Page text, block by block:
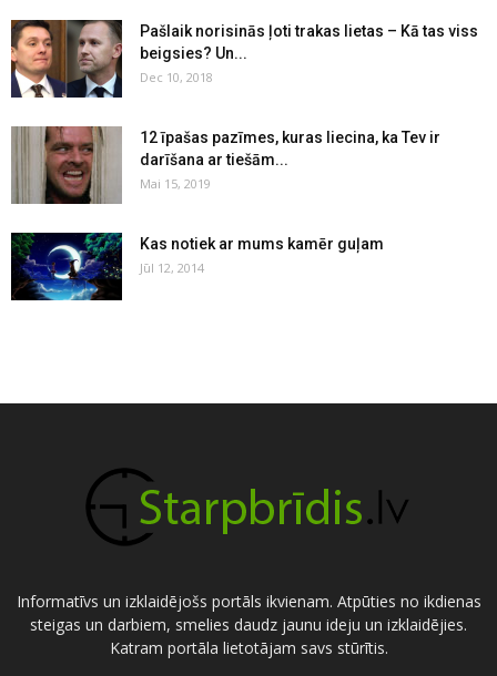
Pašlaik norisinās ļoti trakas lietas – Kā tas viss
beigsies? Un...
Dec 10, 2018
12 īpašas pazīmes, kuras liecina, ka Tev ir
darīšana ar tiešām...
Mai 15, 2019
Kas notiek ar mums kamēr guļam
Jūl 12, 2014
Informatīvs un izklaidējošs portāls ikvienam. Atpūties no ikdienas
steigas un darbiem, smelies daudz jaunu ideju un izklaidējies.
Katram portāla lietotājam savs stūrītis.